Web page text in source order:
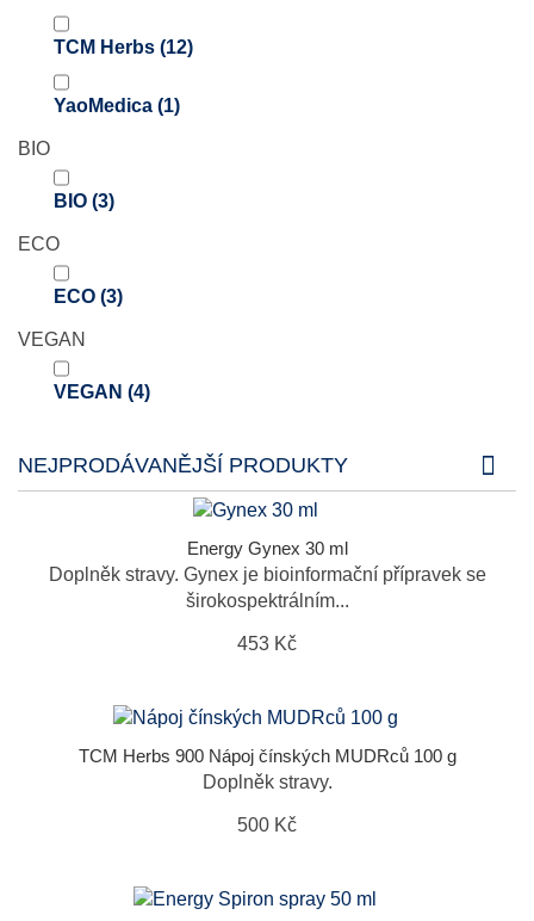
TCM Herbs (12)
YaoMedica (1)
BIO
BIO (3)
ECO
ECO (3)
VEGAN
VEGAN (4)
NEJPRODÁVANĚJŠÍ PRODUKTY
Energy Gynex 30 ml
Doplněk stravy. Gynex je bioinformační přípravek se
širokospektrálním...
453 Kč
TCM Herbs 900 Nápoj čínských MUDRců 100 g
Doplněk stravy.
500 Kč